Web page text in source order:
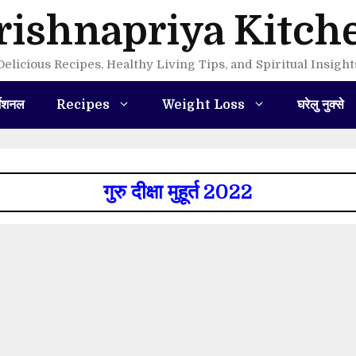
Recipes, Healthy Living Tips, and Spiritual
Recipes Weight Loss घरेलु नुक्से
गुरु दीक्षा मुहूर्त 2022